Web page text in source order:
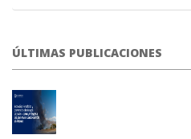
ÚLTIMAS PUBLICACIONES